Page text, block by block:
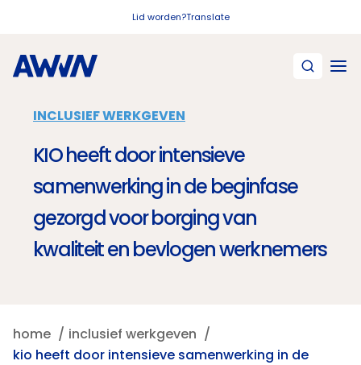
Lid worden?Translate
INCLUSIEF WERKGEVEN
KIO heeft door intensieve
samenwerking in de beginfase
gezorgd voor borging van
kwaliteit en bevlogen werknemers
home
inclusief werkgeven
kio heeft door intensieve samenwerking in de